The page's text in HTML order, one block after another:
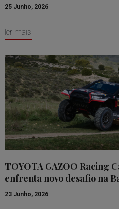
25 Junho, 2026
ler mais
TOYOTA GAZOO Racing
enfrenta novo desafio na
23 Junho, 2026